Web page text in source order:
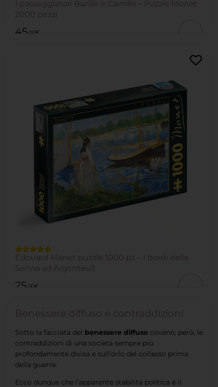
Valutato
5.00su 5
su base
1
recensioni
I passeggiatori Bazille e Camille – Puzzle Monet
2000 pezzi
45 ,00€
Valutato
5.00 su 5
su base
1
recensioni
Edouard Manet puzzle 1000 pz – I bordi della
Senna ad Argenteuil
25 ,00€
Benessere diffuso e contraddizioni
Sotto la facciata del benessere diffuso covano, però, le
contraddizioni di una società sempre più
profondamente divisa e sull’orlo del collasso prima
della guerra.
Ecco dunque che l’apparente stabilità politica e il